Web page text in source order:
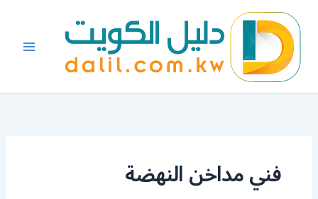
المحتوى
فني مداخن النهضة